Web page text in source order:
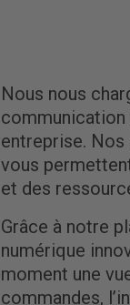
Nous nous
entreprise.
vous
et des
Grâce à notre
numérique
moment une
commandes,